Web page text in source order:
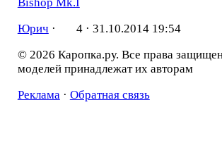
Юрич · 4 · 31.10.2014 19:54
© 2026 Каропка.ру. Все права
моделей принадлежат их авторам
Реклама · Обратная связь